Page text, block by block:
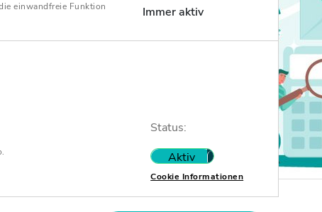
diese den geldwerten
einwandfreie Funktion
Immer aktiv
Status:
Aktiv
Nicht aktiv
Cookie Informationen